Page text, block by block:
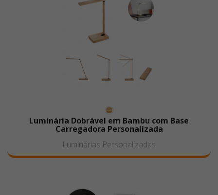
Luminária Dobrável em Bambu com Base
Carregadora Personalizada
Luminárias Personalizadas